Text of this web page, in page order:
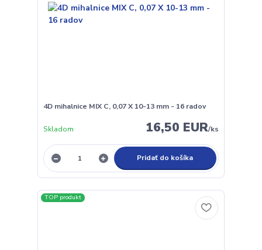
4D mihalnice MIX C, 0,07 X 10-13 mm - 16 radov
16,50 EUR/ks
Skladom
Pridať do košíka
TOP produkt